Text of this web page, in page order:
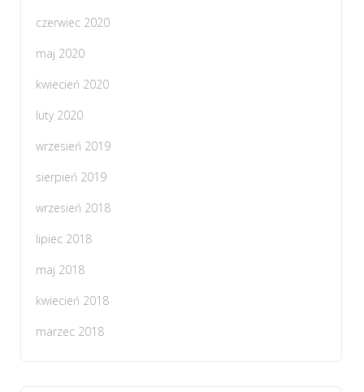
czerwiec 2020
maj 2020
kwiecień 2020
luty 2020
wrzesień 2019
sierpień 2019
wrzesień 2018
lipiec 2018
maj 2018
kwiecień 2018
marzec 2018